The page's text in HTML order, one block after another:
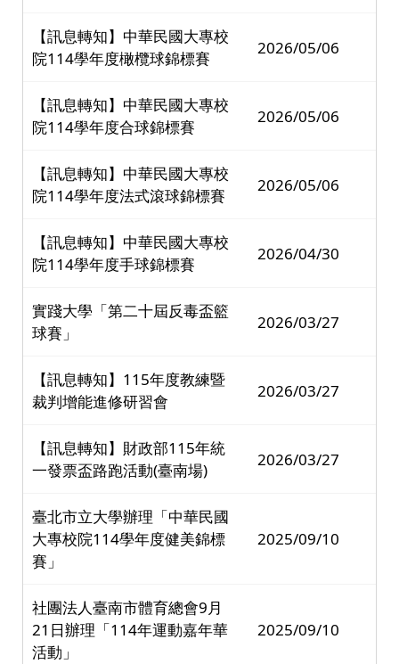
【訊息轉知】中華民國大專校
院114學年度橄欖球錦標賽
2026/05/06
【訊息轉知】中華民國大專校
院114學年度合球錦標賽
2026/05/06
【訊息轉知】中華民國大專校
院114學年度法式滾球錦標賽
2026/05/06
【訊息轉知】中華民國大專校
院114學年度手球錦標賽
2026/04/30
實踐大學「第二十屆反毒盃籃
球賽」
2026/03/27
【訊息轉知】115年度教練暨
裁判增能進修研習會
2026/03/27
【訊息轉知】財政部115年統
一發票盃路跑活動(臺南場)
2026/03/27
臺北市立大學辦理「中華民國
大專校院114學年度健美錦標
賽」
2025/09/10
社團法人臺南市體育總會9月
21日辦理「114年運動嘉年華
活動」
2025/09/10